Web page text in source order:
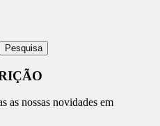
as nossas novidades em